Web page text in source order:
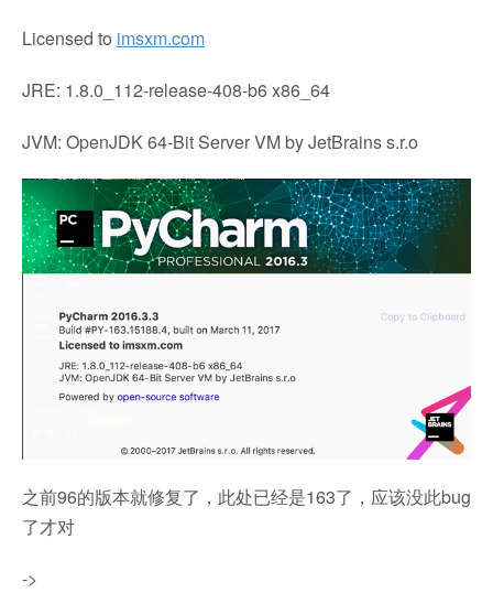
Licensed to imsxm.com
JRE: 1.8.0_112-release-408-b6 x86_64
JVM: OpenJDK 64-Bit Server VM by JetBrains s.r.o
之前96的版本就修复了，此处已经是163了，应该没此bug
了才对
->